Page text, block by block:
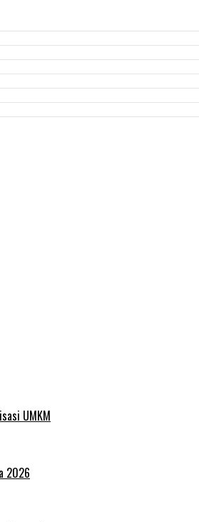
UMKM
2026